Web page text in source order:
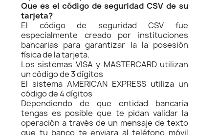
Que es el código de seguridad CSV de su
tarjeta?
El código de seguridad CSV fue
especialmente creado por instituciones
bancarias para garantizar la la posesión
física de la tarjeta.
Los sistemas VISA y MASTERCARD utilizan
un código de 3 dígitos
El sistema AMERICAN EXPRESS utiliza un
código de 4 dígitos
Dependiendo de que entidad bancaria
tengas es posible que te pidan validar la
operación a través de un mensaje de texto
que tu banco te enviara al teléfono móvil